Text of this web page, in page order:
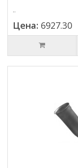
..
Цена: 6927.30